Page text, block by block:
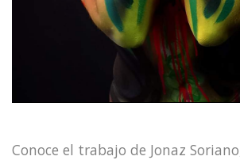
Conoce el trabajo de Jonaz